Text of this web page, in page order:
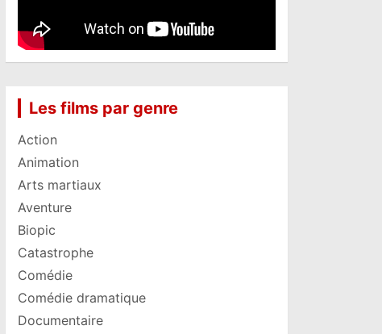
Les films par genre
Action
Animation
Arts martiaux
Aventure
Biopic
Catastrophe
Comédie
Comédie dramatique
Documentaire